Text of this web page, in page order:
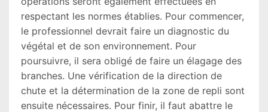
respectant les normes établies. Pour commencer,
le professionnel devrait faire un diagnostic du
végétal et de son environnement. Pour
poursuivre, il sera obligé de faire un élagage des
branches. Une vérification de la direction de
chute et la détermination de la zone de repli sont
ensuite nécessaires. Pour finir, il faut abattre le